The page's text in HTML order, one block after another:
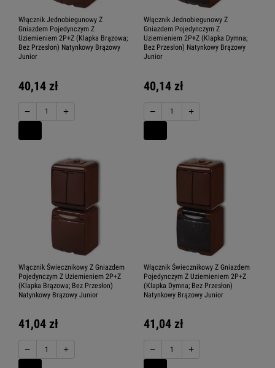
Włącznik Jednobiegunowy Z
Gniazdem Pojedynczym Z
Uziemieniem 2P+Z (Klapka Brązowa;
Bez Przesłon) Natynkowy Brązowy
Junior
40,14 zł
− +
Włącznik Jednobiegunowy Z
Gniazdem Pojedynczym Z
Uziemieniem 2P+Z (Klapka Dymna;
Bez Przesłon) Natynkowy Brązowy
Junior
40,14 zł
− +
Włącznik Świecznikowy Z Gniazdem
Pojedynczym Z Uziemieniem 2P+Z
(Klapka Brązowa; Bez Przesłon)
Natynkowy Brązowy Junior
41,04 zł
− +
Włącznik Świecznikowy Z Gniazdem
Pojedynczym Z Uziemieniem 2P+Z
(Klapka Dymna; Bez Przesłon)
Natynkowy Brązowy Junior
41,04 zł
− +